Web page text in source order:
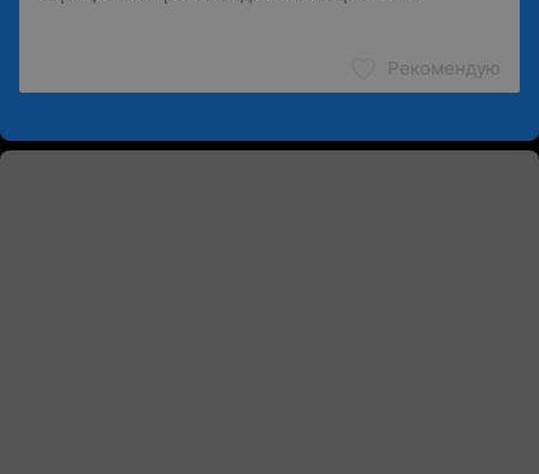
Рекомендую